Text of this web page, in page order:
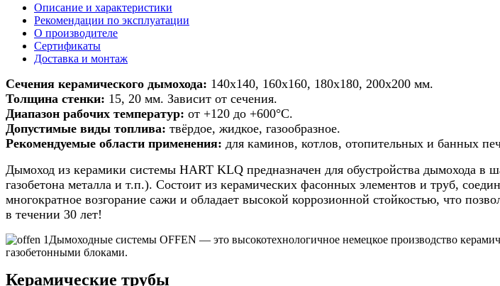
керамики
печи/
камина/
140х140мм
h
6м
Описание и характеристики
Рекомендации по эксплуатации
О производителе
Сертификаты
Доставка и монтаж
Сечения керамического дымохода: 140х140, 160х160, 180х180, 200х200 мм.
Толщина стенки: 15, 20 мм. Зависит от сечения.
Диапазон рабочих температур: от +120 до +600°С.
Допустимые виды топлива: твёрдое, жидкое, газообразное.
Рекомендуемые области применения: для каминов, котлов, отопительных и банных
Дымоход из керамики системы HART KLQ предназначен для обустройства дымохода в
газобетона металла и т.п.). Состоит из керамических фасонных элементов и труб,
многократное возгорание сажи и обладает высокой коррозионной стойкостью, что
в течении 30 лет!
Дымоходные системы OFFEN — это высокотехнологичное немецкое производство
газобетонными блоками.
Керамические трубы